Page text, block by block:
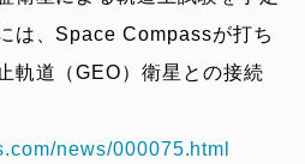
は、Space Compassが打ち
軌道（GEO）衛星との接続
news/000075.html